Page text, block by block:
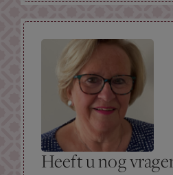
Heeft u nog